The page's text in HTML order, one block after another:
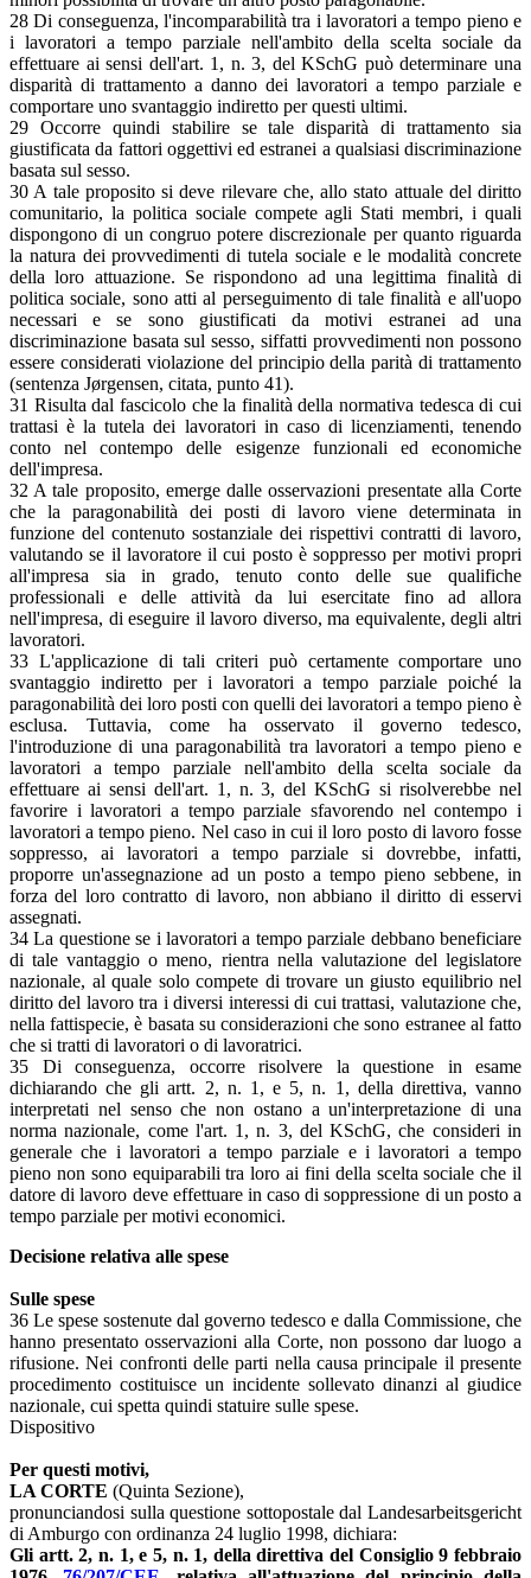
28 Di conseguenza, l'incomparabilità tra i lavoratori a tempo pieno e
i lavoratori a tempo parziale nell'ambito della scelta sociale da
effettuare ai sensi dell'art. 1, n. 3, del KSchG può determinare una
disparità di trattamento a danno dei lavoratori a tempo parziale e
comportare uno svantaggio indiretto per questi ultimi.
29 Occorre quindi stabilire se tale disparità di trattamento sia
giustificata da fattori oggettivi ed estranei a qualsiasi discriminazione
basata sul sesso.
30 A tale proposito si deve rilevare che, allo stato attuale del diritto
comunitario, la politica sociale compete agli Stati membri, i quali
dispongono di un congruo potere discrezionale per quanto riguarda
la natura dei provvedimenti di tutela sociale e le modalità concrete
della loro attuazione. Se rispondono ad una legittima finalità di
politica sociale, sono atti al perseguimento di tale finalità e all'uopo
necessari e se sono giustificati da motivi estranei ad una
discriminazione basata sul sesso, siffatti provvedimenti non possono
essere considerati violazione del principio della parità di trattamento
(sentenza Jørgensen, citata, punto 41).
31 Risulta dal fascicolo che la finalità della normativa tedesca di cui
trattasi è la tutela dei lavoratori in caso di licenziamenti, tenendo
conto nel contempo delle esigenze funzionali ed economiche
dell'impresa.
32 A tale proposito, emerge dalle osservazioni presentate alla Corte
che la paragonabilità dei posti di lavoro viene determinata in
funzione del contenuto sostanziale dei rispettivi contratti di lavoro,
valutando se il lavoratore il cui posto è soppresso per motivi propri
all'impresa sia in grado, tenuto conto delle sue qualifiche
professionali e delle attività da lui esercitate fino ad allora
nell'impresa, di eseguire il lavoro diverso, ma equivalente, degli altri
lavoratori.
33 L'applicazione di tali criteri può certamente comportare uno
svantaggio indiretto per i lavoratori a tempo parziale poiché la
paragonabilità dei loro posti con quelli dei lavoratori a tempo pieno è
esclusa. Tuttavia, come ha osservato il governo tedesco,
l'introduzione di una paragonabilità tra lavoratori a tempo pieno e
lavoratori a tempo parziale nell'ambito della scelta sociale da
effettuare ai sensi dell'art. 1, n. 3, del KSchG si risolverebbe nel
favorire i lavoratori a tempo parziale sfavorendo nel contempo i
lavoratori a tempo pieno. Nel caso in cui il loro posto di lavoro fosse
soppresso, ai lavoratori a tempo parziale si dovrebbe, infatti,
proporre un'assegnazione ad un posto a tempo pieno sebbene, in
forza del loro contratto di lavoro, non abbiano il diritto di esservi
assegnati.
34 La questione se i lavoratori a tempo parziale debbano beneficiare
di tale vantaggio o meno, rientra nella valutazione del legislatore
nazionale, al quale solo compete di trovare un giusto equilibrio nel
diritto del lavoro tra i diversi interessi di cui trattasi, valutazione che,
nella fattispecie, è basata su considerazioni che sono estranee al fatto
che si tratti di lavoratori o di lavoratrici.
35 Di conseguenza, occorre risolvere la questione in esame
dichiarando che gli artt. 2, n. 1, e 5, n. 1, della direttiva, vanno
interpretati nel senso che non ostano a un'interpretazione di una
norma nazionale, come l'art. 1, n. 3, del KSchG, che consideri in
generale che i lavoratori a tempo parziale e i lavoratori a tempo
pieno non sono equiparabili tra loro ai fini della scelta sociale che il
datore di lavoro deve effettuare in caso di soppressione di un posto a
tempo parziale per motivi economici.
Decisione relativa alle spese
Sulle spese
36 Le spese sostenute dal governo tedesco e dalla Commissione, che
hanno presentato osservazioni alla Corte, non possono dar luogo a
rifusione. Nei confronti delle parti nella causa principale il presente
procedimento costituisce un incidente sollevato dinanzi al giudice
nazionale, cui spetta quindi statuire sulle spese.
Dispositivo
Per questi motivi,
LA CORTE (Quinta Sezione),
pronunciandosi sulla questione sottopostale dal Landesarbeitsgericht
di Amburgo con ordinanza 24 luglio 1998, dichiara:
Gli artt. 2, n. 1, e 5, n. 1, della direttiva del Consiglio 9 febbraio